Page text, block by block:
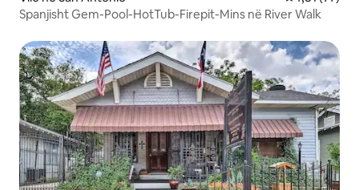
Spanjisht Gem-Pool-HotTub-Firepit-Mins në River Walk